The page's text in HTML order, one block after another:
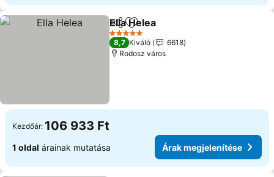
Megosztás
Hozzáadás a kedvencekhez
Ella Helea
5 Kategória
8,7 Kiváló
6618
Rodosz város
Kezdőár: 106 933 Ft
1 oldal árainak mutatása Árak megjelenítése